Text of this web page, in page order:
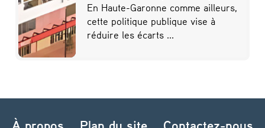
En Haute-Garonne comme ailleurs,
cette politique publique vise à
réduire les écarts ...